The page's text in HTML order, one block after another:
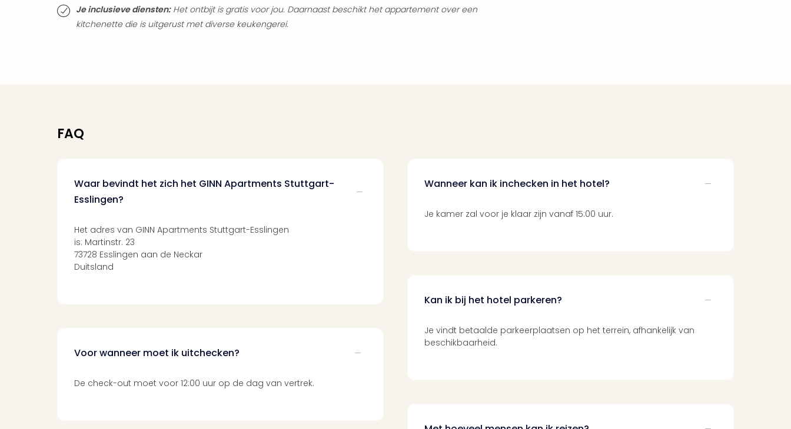
Je inclusieve diensten:Het ontbijt is gratis voor jou. Daarnaast beschikt het appartement over een
kitchenette die is uitgerust met diverse keukengerei.
FAQ
Waar bevindt het zich het GINN Apartments Stuttgart-
Esslingen?
Het adres van GINN Apartments Stuttgart-Esslingen
is: Martinstr. 23
73728 Esslingen aan de Neckar
Duitsland
Voor wanneer moet ik uitchecken?
De check-out moet voor 12:00 uur op de dag van vertrek.
Wanneer kan ik inchecken in het hotel?
Je kamer zal voor je klaar zijn vanaf 15:00 uur.
Kan ik bij het hotel parkeren?
Je vindt betaalde parkeerplaatsen op het terrein, afhankelijk van
beschikbaarheid.